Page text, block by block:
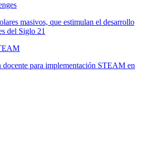
masivos, que estimulan el desarrollo
del Siglo 21
docente para implementación STEAM en